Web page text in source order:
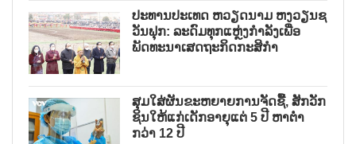
ປະທານປະເທດ ຫວຽດນາມ ຫງວຽນຊ
ວັນຟຸກ: ລະດົມທຸກແຫຼ່ງກຳລັງເພື່ອ
ພັດທະນາເສດຖະກິດກະສິກຳ
ສຸມໃສ່ຜັນຂະຫຍາຍການຈັດຊື້, ສັກວັກ
ຊິນໃຫ້ແກ່ເດັກອາຍຸແຕ່ 5 ປີ ຫາຕ່ຳ
ກວ່າ 12 ປີ